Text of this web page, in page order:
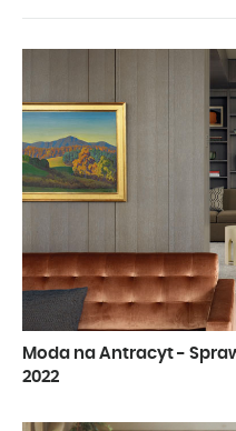
Moda na Antracyt -
2022